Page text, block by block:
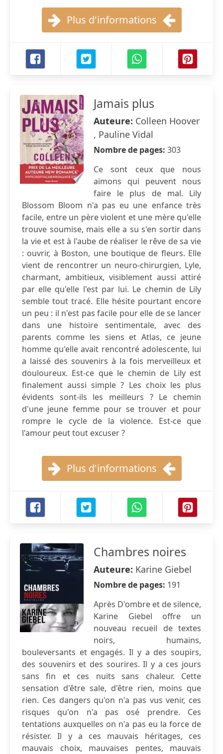
Plus d'informations
Jamais plus
Auteure: Colleen Hoover
, Pauline Vidal
Nombre de pages: 303
Ce sont ceux que nous
aimons qui peuvent nous
faire le plus de mal. Lily
Blossom Bloom n'a pas eu une enfance très
facile, entre un père violent et une mère qu'elle
trouve soumise, mais elle a su s'en sortir dans
la vie et est à l'aube de réaliser le rêve de sa vie
: ouvrir, à Boston, une boutique de fleurs. Elle
vient de rencontrer un neuro-chirurgien, Lyle,
charmant, ambitieux, visiblement aussi attiré
par elle qu'elle l'est par lui. Le chemin de Lily
semble tout tracé. Elle hésite pourtant encore
un peu : il n'est pas facile pour elle de se lancer
dans une histoire sentimentale, avec des
parents comme les siens et Atlas, ce jeune
homme qu'elle avait rencontré adolescente, lui
a laissé des souvenirs à la fois merveilleux et
douloureux. Est-ce que le chemin de Lily est
finalement aussi simple ? Les choix les plus
évidents sont-ils les meilleurs ? Le chemin
d'une jeune femme pour se trouver et pour
rompre le cycle de la violence. Est-ce que
l'amour peut tout excuser ?
Plus d'informations
Chambres noires
Auteure: Karine Giebel
Nombre de pages: 191
Après D'ombre et de silence,
Karine Giebel offre un
nouveau recueil de textes
noirs, humains,
bouleversants et engagés. Il y a des soupirs,
des souvenirs et des sourires. Il y a ces jours
sans fin et ces nuits sans chaleur. Cette
sensation d'être sale, d'être rien, moins que
rien. Ces dangers qu'on n'a pas vus venir, ces
risques qu'on n'a pas osé prendre. Ces
tentations auxquelles on n'a pas eu la force de
résister. Il y a ces mauvais héritages, ces
mauvais choix, mauvaises pentes, mauvais